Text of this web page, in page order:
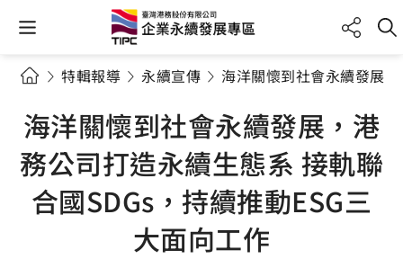
特輯報導 永續宣傳 海洋關懷到社會永續發展
海洋關懷到社會永續發展，港
務公司打造永續生態系 接軌聯
合國SDGs，持續推動ESG三
大面向工作